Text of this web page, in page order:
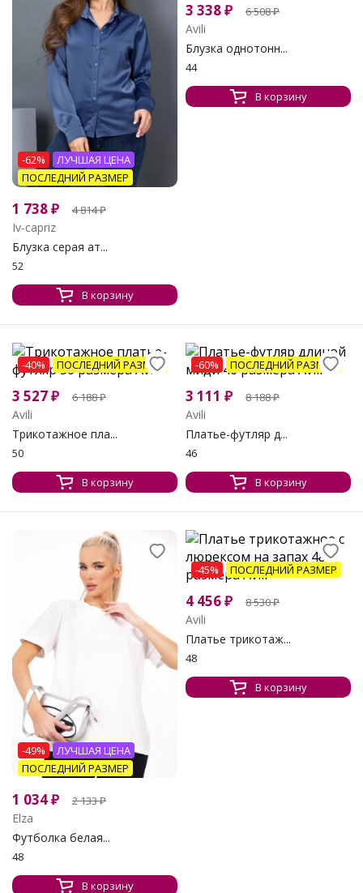
-62%
ЛУЧШАЯ ЦЕНА
ПОСЛЕДНИЙ РАЗМЕР
1 738₽ 4 814₽
Iv-capriz
Блузка серая ат...
52
В корзину
3 338₽ 6 508₽
Avili
Блузка однотонн...
44
В корзину
-40% ПОСЛЕДНИЙ РАЗМЕР
3 527₽ 6 188₽
Avili
Трикотажное пла...
50
В корзину
-60% ПОСЛЕДНИЙ РАЗМЕР
3 111 ₽ 8 188₽
Avili
Платье-футляр д...
46
В корзину
-49%
ЛУЧШАЯ ЦЕНА
ПОСЛЕДНИЙ РАЗМЕР
1 034₽ 2 133₽
Elza
Футболка белая...
48
В корзину
-45% ПОСЛЕДНИЙ РАЗМЕР
4 456₽ 8 530₽
Avili
Платье трикотаж...
48
В корзину